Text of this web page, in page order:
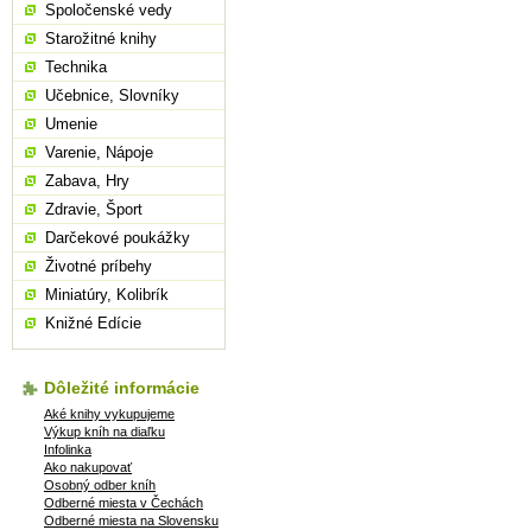
Spoločenské vedy
Starožitné knihy
Technika
Učebnice, Slovníky
Umenie
Varenie, Nápoje
Zabava, Hry
Zdravie, Šport
Darčekové poukážky
Životné príbehy
Miniatúry, Kolibrík
Knižné Edície
Dôležité informácie
Aké knihy vykupujeme
Výkup kníh na diaľku
Infolinka
Ako nakupovať
Osobný odber kníh
Odberné miesta v Čechách
Odberné miesta na Slovensku